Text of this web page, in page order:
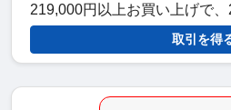
219,000円以上お買い上げで、
取引を得